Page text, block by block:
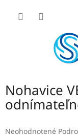
Nohavice
Priemerné
Neohodnotené